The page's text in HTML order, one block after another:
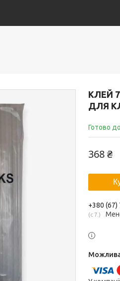
КЛЕЙ
ДЛЯ
Готово
368 ₴
+380
с 7.